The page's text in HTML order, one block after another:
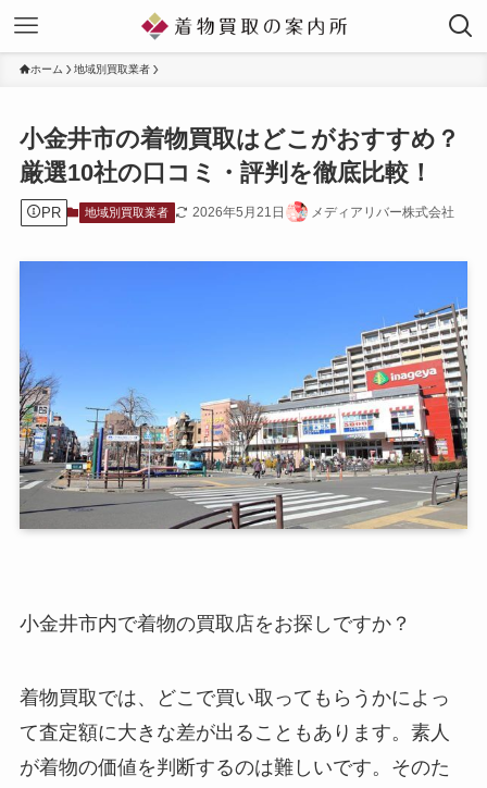
ホーム 地域別買取業者
小金井市の着物買取はどこがおすすめ？
厳選10社の口コミ・評判を徹底比較！
PR 地域別買取業者 2026年5月21日 メディアリバー株式会社
小金井市内で着物の買取店をお探しですか？
着物買取では、どこで買い取ってもらうかによっ
て査定額に大きな差が出ることもあります。素人
が着物の価値を判断するのは難しいです。そのた